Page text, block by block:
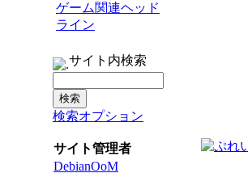
ゲーム関連ヘッド
ライン
サイト内検索
検索オプション
サイト管理者
DebianOoM